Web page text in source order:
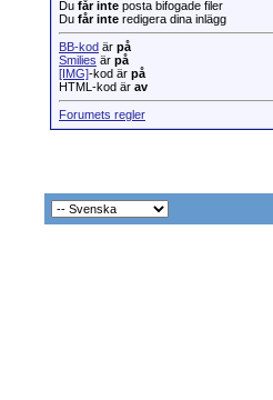
Du får inte posta bifogade filer
Du får inte redigera dina inlägg
BB-kod är på
Smilies är på
[IMG]-kod är på
HTML-kod är av
Forumets regler